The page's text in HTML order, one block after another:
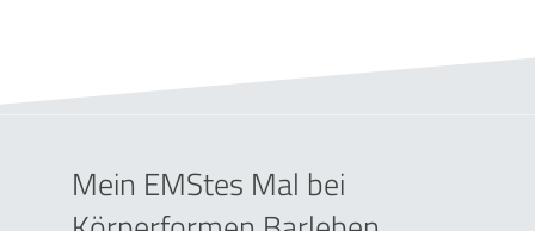
Mein EMStes Mal bei